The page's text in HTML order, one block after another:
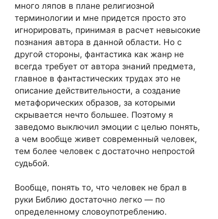
много ляпов в плане религиозной
терминологии и мне придется просто это
игнорировать, принимая в расчет невысокие
познания автора в данной области. Но с
другой стороны, фантастика как жанр не
всегда требует от автора знаний предмета,
главное в фантастических трудах это не
описание действительности, а создание
метафорических образов, за которыми
скрывается нечто большее. Поэтому я
заведомо выключил эмоции с целью понять,
а чем вообще живет современный человек,
тем более человек с достаточно непростой
судьбой.
Вообще, понять то, что человек не брал в
руки Библию достаточно легко — по
определенному словоупотреблению.